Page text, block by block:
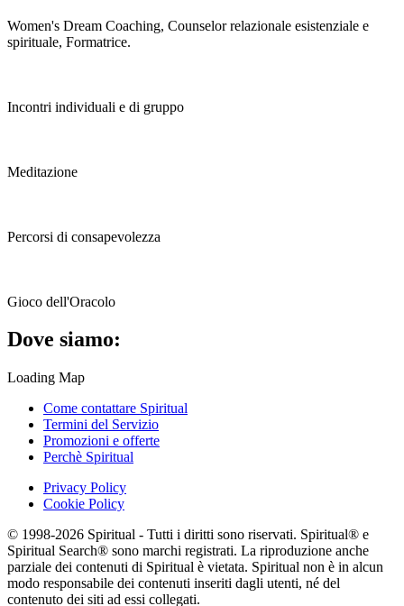
Women's Dream Coaching, Counselor relazionale esistenziale e
spirituale, Formatrice.
Incontri individuali e di gruppo
Meditazione
Percorsi di consapevolezza
Gioco dell'Oracolo
Dove siamo:
Loading Map
Come contattare Spiritual
Termini del Servizio
Promozioni e offerte
Perchè Spiritual
Privacy Policy
Cookie Policy
© 1998-2026 Spiritual - Tutti i diritti sono riservati. Spiritual® e
Spiritual Search® sono marchi registrati. La riproduzione anche
parziale dei contenuti di Spiritual è vietata. Spiritual non è in alcun
modo responsabile dei contenuti inseriti dagli utenti, né del
contenuto dei siti ad essi collegati.